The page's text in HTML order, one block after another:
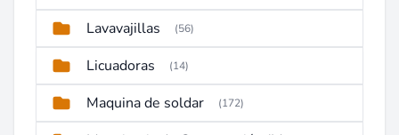
Lavavajillas (56)
Licuadoras (14)
Maquina de soldar (172)